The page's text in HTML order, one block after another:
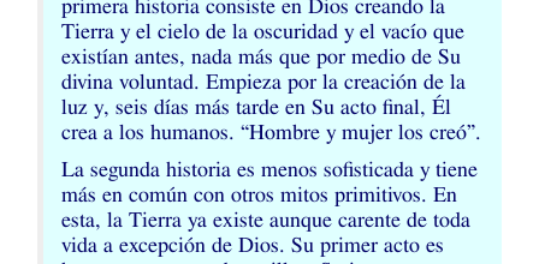
primera historia consiste en Dios creando la
Tierra y el cielo de la oscuridad y el vacío que
existían antes, nada más que por medio de Su
divina voluntad. Empieza por la creación de la
luz y, seis días más tarde en Su acto final, Él
crea a los humanos. “Hombre y mujer los creó”.
La segunda historia es menos sofisticada y tiene
más en común con otros mitos primitivos. En
esta, la Tierra ya existe aunque carente de toda
vida a excepción de Dios. Su primer acto es